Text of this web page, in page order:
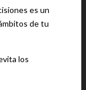
es un
de tu
los